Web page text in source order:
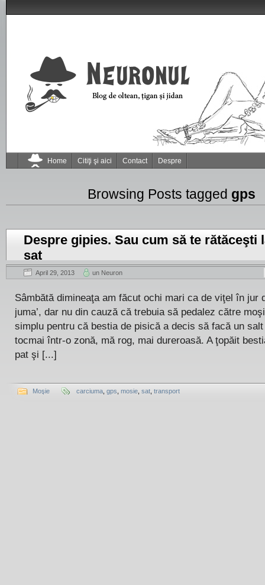
Home Citiţi şi aici Contact Despre
Browsing Posts tagged gps
Despre gipies. Sau cum să te rătăceşti
sat
April 29, 2013 un Neuron
Sâmbătă dimineaţa am făcut ochi mari ca de viţel în jur
juma’, dar nu din cauză că trebuia să pedalez către
simplu pentru că bestia de pisică a decis să facă un
tocmai într-o zonă, mă rog, mai dureroasă. A ţopăit
pat şi [...]
Moşie carciuma gps mosie sat transport